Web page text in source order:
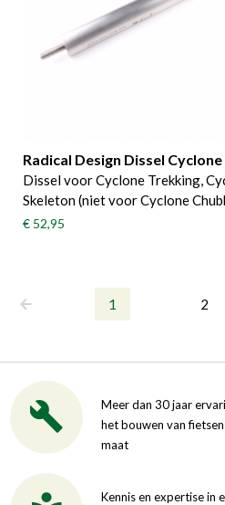
Radical Design Dissel
Dissel voor Cyclone Trekking,
Skeleton (niet voor Cyclone
€ 52,95
1 2
Meer dan 30 jaar
het bouwen van
maat
Kennis en expertise in